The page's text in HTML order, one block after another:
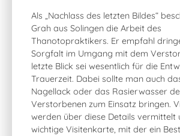
Als „Nachlass des letzten Bildes“
Grah aus Solingen die Arbeit des
Thanotopraktikers. Er empfahl
Sorgfalt im Umgang mit dem
letzte Blick sei wesentlich für die
Trauerzeit. Dabei sollte man auch
Nagellack oder das Rasierwasser
Verstorbenen zum Einsatz bringen.
werden über diese Details vermittelt
wichtige Visitenkarte, mit der ein